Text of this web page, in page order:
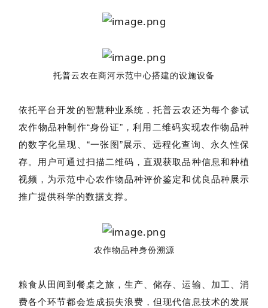
托普云农在商河示范中心搭建的设施设备
依托平台开发的智慧种业系统，托普云农还为每个参试
农作物品种制作“身份证”，利用二维码实现农作物品种
的数字化呈现、“一张图”展示、远程化查询、永久性保
存。用户可通过扫描二维码，直观获取品种信息和种植
视频，为示范中心农作物品种评价鉴定和优良品种展示
推广提供科学的数据支撑。
农作物品种身份溯源
粮食从田间到餐桌之旅，生产、储存、运输、加工、消
费各个环节都会造成损失浪费，但现代信息技术的发展